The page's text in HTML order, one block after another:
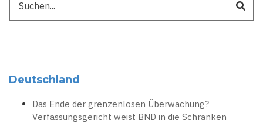
Deutschland
Das Ende der grenzenlosen Überwachung?
Verfassungsgericht weist BND in die Schranken